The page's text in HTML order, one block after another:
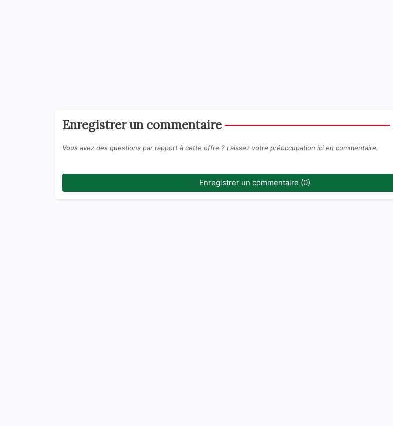
Enregistrer un commentaire
Vous avez des questions par rapport à cette offre ? Laissez votre préoccupation ici en commentaire.
Enregistrer un commentaire (0)